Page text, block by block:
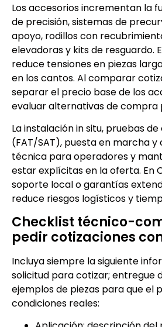
Los accesorios incrementan la
de precisión, sistemas de
apoyo, rodillos con
elevadoras y kits de resguardo.
reduce tensiones en piezas
en los cantos. Al comparar
separar el precio base de los
evaluar alternativas de compra
La instalación in situ, pruebas
(FAT/SAT), puesta en marcha
técnica para operadores y
estar explícitas en la oferta. En
soporte local o garantías
reduce riesgos logísticos y
Checklist técnico-
pedir cotizaciones
Incluya siempre la siguiente
solicitud para cotizar; entregue
ejemplos de piezas para que el
condiciones reales: